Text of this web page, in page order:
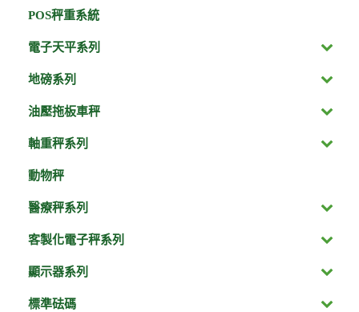
POS秤重系統
電子天平系列
地磅系列
油壓拖板車秤
軸重秤系列
動物秤
醫療秤系列
客製化電子秤系列
顯示器系列
標準砝碼